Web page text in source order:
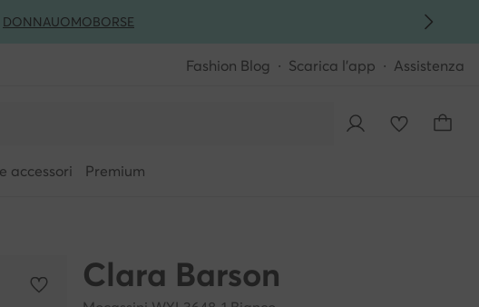
DONNAUOMOBORSE
Fashion Blog Scarica l'app Assistenza
accessori Premium
Clara Barson